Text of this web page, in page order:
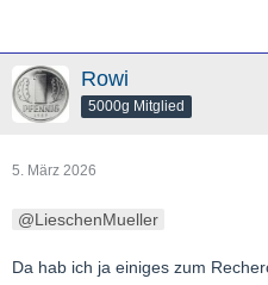
Rowi
5000g Mitglied
5. März 2026
LieschenMueller
Da hab ich ja einiges zum